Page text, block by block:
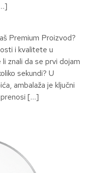
Premium Proizvod?
i kvalitete u
znali da se prvi dojam
sekundi? U
ambalaža je ključni
prenosi […]